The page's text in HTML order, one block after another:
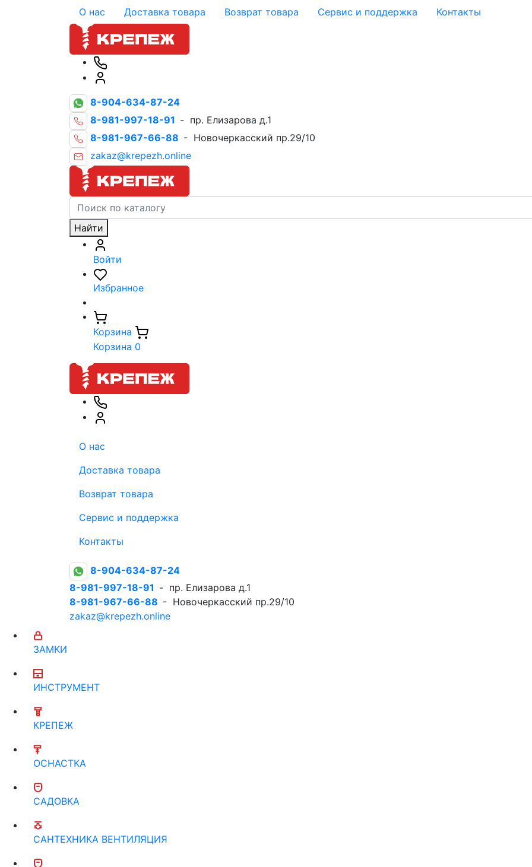
О нас Доставка товара Возврат товара Сервис и поддержка Контакты
8-904-634-87-24
8-981-997-18-91 - пр. Елизарова д.1
8-981-967-66-88 - Новочеркасский пр.29/10
zakaz@krepezh.online
Найти
Войти
Избранное
Корзина
Корзина 0
О нас
Доставка товара
Возврат товара
Сервис и поддержка
Контакты
8-904-634-87-24
8-981-997-18-91 - пр. Елизарова д.1
8-981-967-66-88 - Новочеркасский пр.29/10
zakaz@krepezh.online
ЗАМКИ
ИНСТРУМЕНТ
КРЕПЕЖ
ОСНАСТКА
САДОВКА
САНТЕХНИКА ВЕНТИЛЯЦИЯ